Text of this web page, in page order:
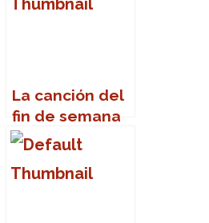
La canción del
fin de semana